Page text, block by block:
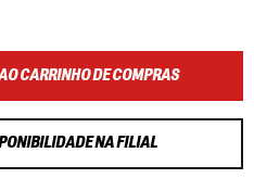
CARRINHO DE COMPRAS
NA FILIAL